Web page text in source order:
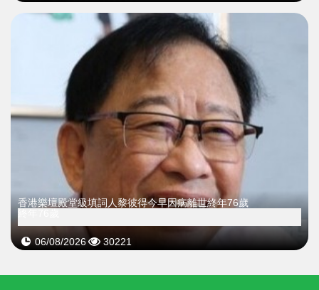
​香港樂壇殿堂級填詞人黎彼得今早因病離世終年76歲
06/08/2026 30221